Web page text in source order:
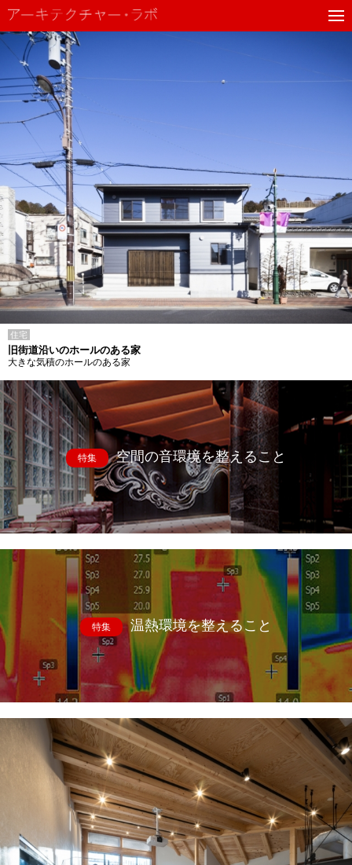
住宅
旧街道沿いのホールのある家
大きな気積のホールのある家
特集 空間の音環境を整えること
特集 温熱環境を整えること